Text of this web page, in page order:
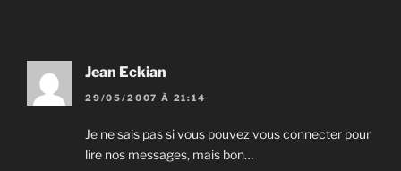
Jean Eckian
29/05/2007 À 21:14
Je ne sais pas si vous pouvez vous connecter pour
lire nos messages, mais bon…